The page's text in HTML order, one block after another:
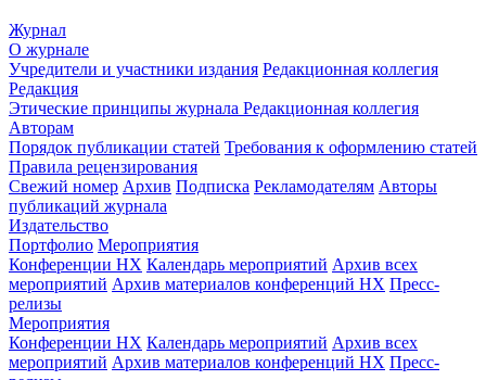
Журнал
О журнале
Учредители и участники издания Редакционная коллегия
Редакция
Этические принципы журнала Редакционная коллегия
Авторам
Порядок публикации статей Требования к оформлению статей
Правила рецензирования
Свежий номер Архив Подписка Рекламодателям Авторы
публикаций журнала
Издательство
Портфолио Мероприятия
Конференции НХ Календарь мероприятий Архив всех
мероприятий Архив материалов конференций НХ Пресс-
релизы
Мероприятия
Конференции НХ Календарь мероприятий Архив всех
мероприятий Архив материалов конференций НХ Пресс-